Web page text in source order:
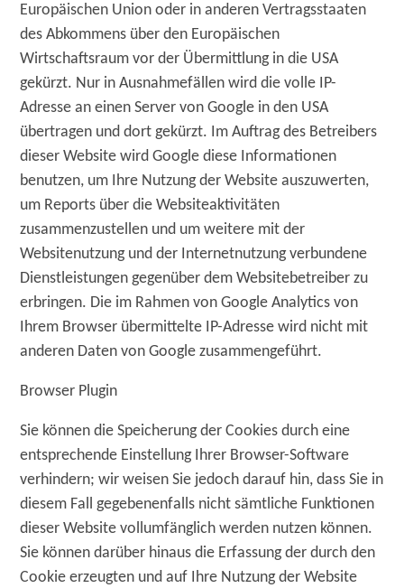
Europäischen Union oder in anderen Vertragsstaaten
des Abkommens über den Europäischen
Wirtschaftsraum vor der Übermittlung in die USA
gekürzt. Nur in Ausnahmefällen wird die volle IP-
Adresse an einen Server von Google in den USA
übertragen und dort gekürzt. Im Auftrag des Betreibers
dieser Website wird Google diese Informationen
benutzen, um Ihre Nutzung der Website auszuwerten,
um Reports über die Websiteaktivitäten
zusammenzustellen und um weitere mit der
Websitenutzung und der Internetnutzung verbundene
Dienstleistungen gegenüber dem Websitebetreiber zu
erbringen. Die im Rahmen von Google Analytics von
Ihrem Browser übermittelte IP-Adresse wird nicht mit
anderen Daten von Google zusammengeführt.
Browser Plugin
Sie können die Speicherung der Cookies durch eine
entsprechende Einstellung Ihrer Browser-Software
verhindern; wir weisen Sie jedoch darauf hin, dass Sie in
diesem Fall gegebenenfalls nicht sämtliche Funktionen
dieser Website vollumfänglich werden nutzen können.
Sie können darüber hinaus die Erfassung der durch den
Cookie erzeugten und auf Ihre Nutzung der Website